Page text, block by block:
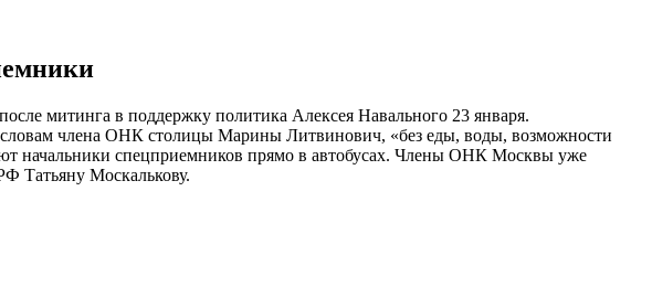
митинга в поддержку политика Алексея Навального 23 января.
словам члена ОНК столицы Марины Литвинович, «без еды, воды, возможности
начальники спецприемников прямо в автобусах. Члены ОНК Москвы уже
Татьяну Москалькову.